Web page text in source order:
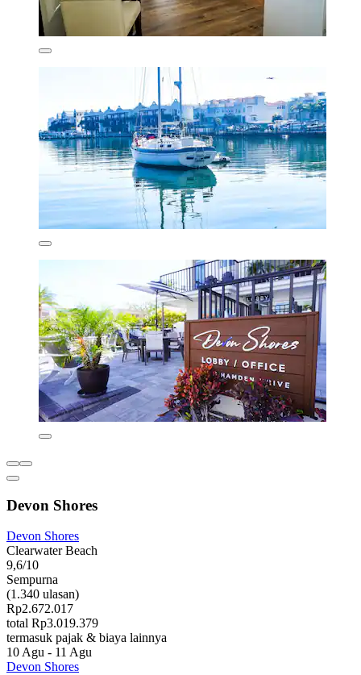
Devon Shores
Devon Shores
Clearwater Beach
9,6/10
Sempurna
(1.340 ulasan)
Rp2.672.017
total Rp3.019.379
termasuk pajak & biaya lainnya
10 Agu - 11 Agu
Devon Shores